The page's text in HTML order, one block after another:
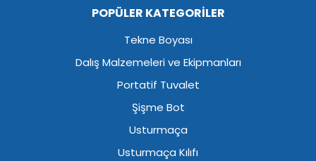
POPÜLER KATEGORİLER
Tekne Boyası
Dalış Malzemeleri ve Ekipmanları
Portatif Tuvalet
Şişme Bot
Usturmaça
Usturmaça Kılıfı